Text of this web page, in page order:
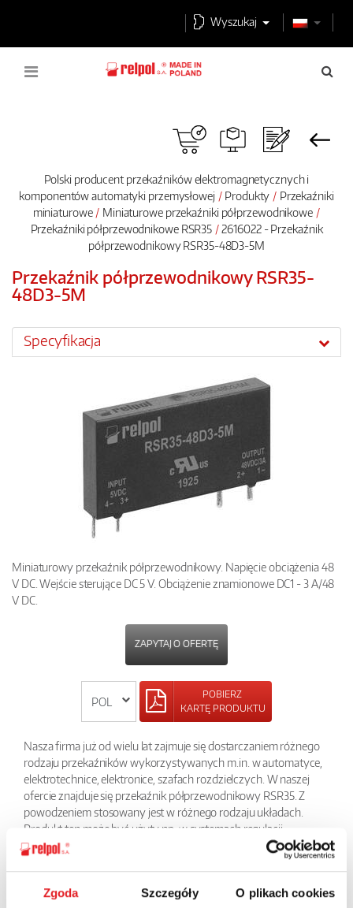
Zgoda Szczegóły O plikach cookies
Wyszukaj
Polski producent przekaźników elektromagnetycznych i
komponentów automatyki przemysłowej
Produkty
Przekaźniki
miniaturowe
Miniaturowe przekaźniki półprzewodnikowe
Przekaźniki półprzewodnikowe RSR35
2616022 - Przekaźnik
półprzewodnikowy RSR35-48D3-5M
Przekaźnik półprzewodnikowy RSR35-
48D3-5M
Specyfikacja
Miniaturowy przekaźnik półprzewodnikowy. Napięcie obciążenia 48
V DC. Wejście sterujące DC 5 V. Obciążenie znamionowe DC1 - 3 A/48
V DC.
ZAPYTAJ O OFERTĘ
POBIERZ
KARTĘ PRODUKTU
Nasza firma już od wielu lat zajmuje się dostarczaniem różnego
rodzaju przekaźników wykorzystywanych m.in. w automatyce,
elektrotechnice, elektronice, szafach rozdzielczych. W naszej
ofercie znajduje się przekaźnik półprzewodnikowy RSR35. Z
powodzeniem stosowany jest w różnego rodzaju układach.
Produkt ten może być użyty np. w systemach regulacji
temperatury, w sterowaniu oświetleniem czy też w małych
napędach elektrycznych. Został wykonany z wysokiej jakości